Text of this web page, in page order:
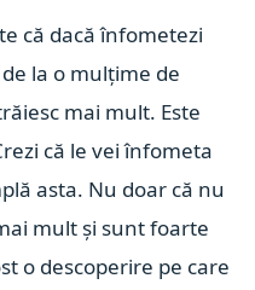
că dacă înfometezi
la o mulțime de
mai mult. Este
că le vei înfometa
asta. Nu doar că nu
mult și sunt foarte
o descoperire pe care